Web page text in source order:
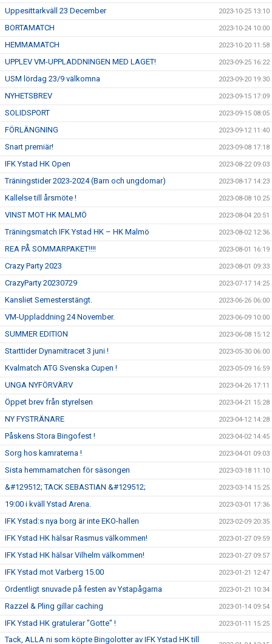
Uppesittarkväll 23 December 2023-10-25 13:10
BORTAMATCH 2023-10-24 10:00
HEMMAMATCH 2023-10-20 11:58
UPPLEV VM-UPPLADDNINGEN MED LAGET! 2023-09-25 16:22
USM lördag 23/9 välkomna 2023-09-20 19:30
NYHETSBREV 2023-09-15 17:09
SOLIDSPORT 2023-09-15 08:05
FÖRLÄNGNING 2023-09-12 11:40
Snart premiär! 2023-09-08 17:18
IFK Ystad HK Open 2023-08-22 09:03
Träningstider 2023-2024 (Barn och ungdomar) 2023-08-17 14:23
Kallelse till årsmöte ! 2023-08-08 10:25
VINST MOT HK MALMÖ 2023-08-04 20:51
Träningsmatch IFK Ystad HK – HK Malmö 2023-08-02 12:36
REA PÅ SOMMARPAKET!!!! 2023-08-01 16:19
Crazy Party 2023 2023-08-01 09:33
CrazyParty 20230729 2023-07-17 14:25
Kansliet Semesterstängt. 2023-06-26 06:00
VM-Uppladdning 24 November. 2023-06-09 10:00
SUMMER EDITION 2023-06-08 15:12
Starttider Dynamitracet 3 juni ! 2023-05-30 06:00
Kvalmatch ATG Svenska Cupen ! 2023-05-09 16:59
UNGA NYFÖRVÄRV 2023-04-26 17:11
Öppet brev från styrelsen 2023-04-21 15:28
NY FYSTRÄNARE 2023-04-12 14:28
Påskens Stora Bingofest ! 2023-04-02 14:45
Sorg hos kamraterna ! 2023-04-01 09:03
Sista hemmamatchen för säsongen 2023-03-18 11:10
&#129512; TACK SEBASTIAN &#129512; 2023-03-14 15:25
19:00 i kväll Ystad Arena. 2023-03-01 17:36
IFK Ystad:s nya borg är inte EKO-hallen 2023-02-09 20:35
IFK Ystad HK hälsar Rasmus välkommen! 2023-01-27 09:59
IFK Ystad HK hälsar Vilhelm välkommen! 2023-01-27 09:57
IFK Ystad mot Varberg 15.00 2023-01-21 12:47
Ordentligt snuvade på festen av Ystapågarna 2023-01-21 10:34
Razzel & Pling gillar caching 2023-01-14 09:54
IFK Ystad HK gratulerar "Gotte" ! 2023-01-11 15:25
Tack, ALLA ni som köpte Bingolotter av IFK Ystad HK till